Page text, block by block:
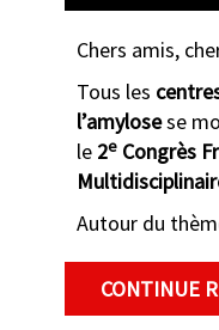
Chers amis,
Tous les
l’amylosese
le 2e Congrès
Autour du
CONTINUE